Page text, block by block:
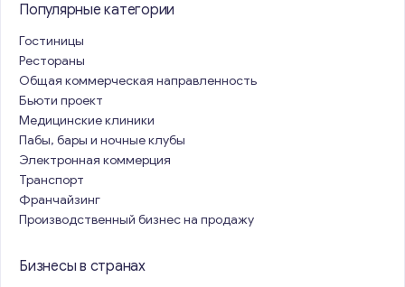
Популярные категории
Гостиницы
Рестораны
Общая коммерческая направленность
Бьюти проект
Медицинские клиники
Пабы, бары и ночные клубы
Электронная коммерция
Транспорт
Франчайзинг
Производственный бизнес на продажу
Бизнесы в странах